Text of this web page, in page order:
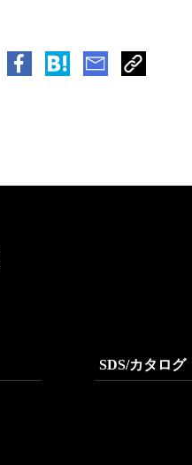
SDS/カタログ